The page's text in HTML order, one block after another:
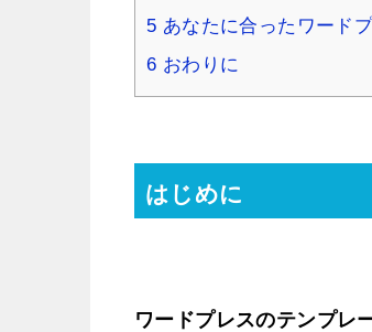
5 あなたに合ったワード
6 おわりに
はじめに
ワードプレスのテンプレ